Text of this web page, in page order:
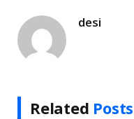
desi
Related Posts